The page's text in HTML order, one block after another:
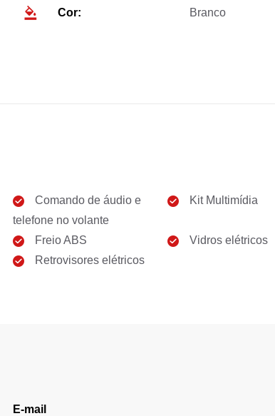
Cor: Branco
Comando de áudio e
telefone no volante
Kit Multimídia
Freio ABS
Vidros elétricos
Retrovisores elétricos
E-mail